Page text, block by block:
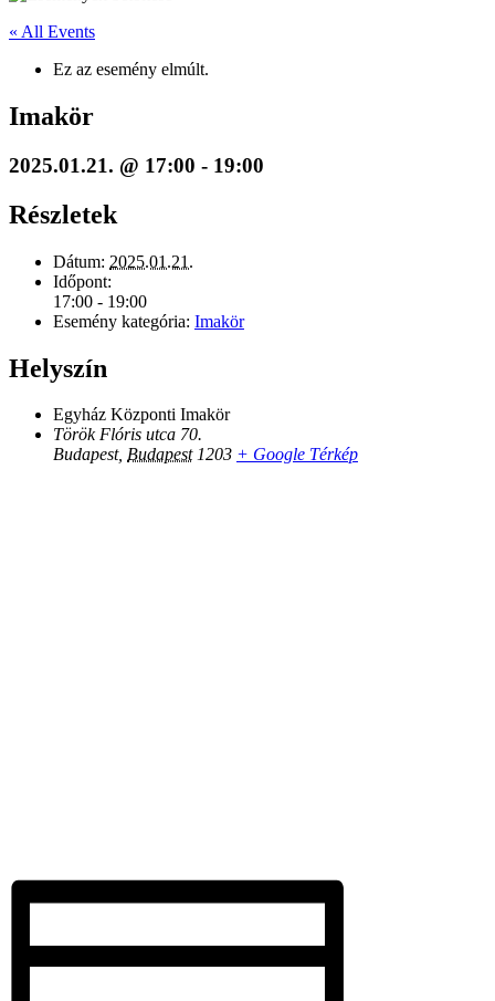
« All Events
Ez az esemény elmúlt.
Imakör
2025.01.21. @ 17:00 - 19:00
Részletek
Dátum: 2025.01.21.
Időpont:
17:00 - 19:00
Esemény kategória: Imakör
Helyszín
Egyház Központi Imakör
Török Flóris utca 70.
Budapest, Budapest 1203 + Google Térkép